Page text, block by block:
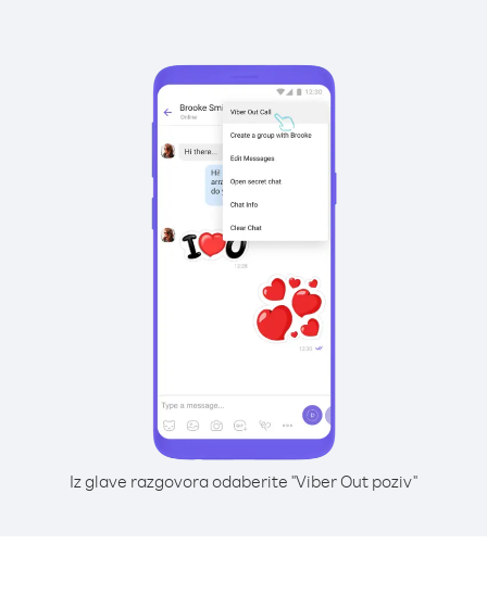
Iz glave razgovora odaberite "Viber Out poziv"